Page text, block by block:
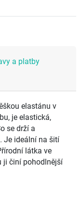
a platby
elastánu v
je elastická,
se drží a
Je ideální na šití
látka ve
ji činí pohodlnější